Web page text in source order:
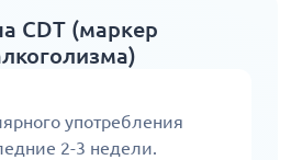
CDT (маркер
употребления
2-3 недели.